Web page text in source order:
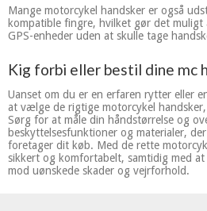
Mange motorcykel handsker er også
kompatible fingre, hvilket gør det muligt
GPS-enheder uden at skulle tage
Kig forbi eller bestil dine mc
Uanset om du er en erfaren rytter eller
at vælge de rigtige motorcykel
Sørg for at måle din håndstørrelse og
beskyttelsesfunktioner og materialer,
foretager dit køb. Med de rette
sikkert og komfortabelt, samtidig med
mod uønskede skader og vejrforhold.